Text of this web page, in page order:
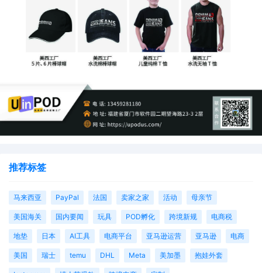
推荐标签
马来西亚 PayPal 法国 卖家之家 活动 母亲节
美国海关 国内要闻 玩具 POD孵化 跨境新规 电商税
地垫 日本 AI工具 电商平台 亚马逊运营 亚马逊 电商
美国 瑞士 temu DHL Meta 美加墨 抱娃外套